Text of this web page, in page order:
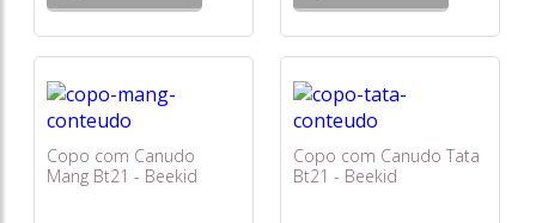
Copo com Canudo
Mang Bt21 - Beekid
Copo com Canudo Tata
Bt21 - Beekid